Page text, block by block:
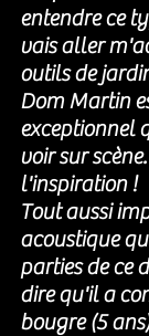
entendre ce
vais aller
outils de
Dom Martin
exceptionnel
voir sur
l'inspiration !
Tout aussi
acoustique
parties de ce
dire qu'il a
bougre (5